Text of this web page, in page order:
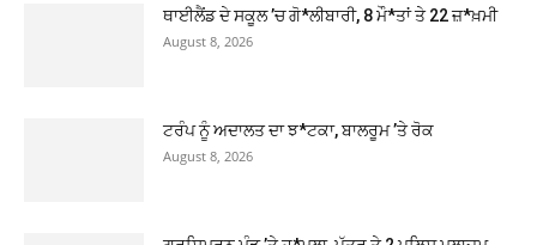
ਥਾਈਲੈਂਡ ਦੇ ਸਕੂਲ ’ਚ ਗੋ*ਲੀਬਾਰੀ, 8 ਮੌ*ਤਾਂ ਤੇ 22 ਜ਼*ਖ਼ਮੀ
August 8, 2026
ਟਰੰਪ ਨੂੰ ਅਦਾਲਤ ਦਾ ਝ*ਟਕਾ, ਬਾਲਰੂਮ ’ਤੇ ਰੋਕ
August 8, 2026